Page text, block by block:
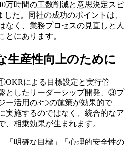
万時間の工数削減と意思決定スピ
した。同社の成功のポイントは、
なく、業務プロセスの見直しと人
とにあります。
生産性向上のために
による目標設定と実行管
としたリーダーシップ開発、③プ
ー活用の3つの施策が効果的で
実施するのではなく、統合的なア
、相乗効果が生まれます。
「明確な目標」「心理的安全性の